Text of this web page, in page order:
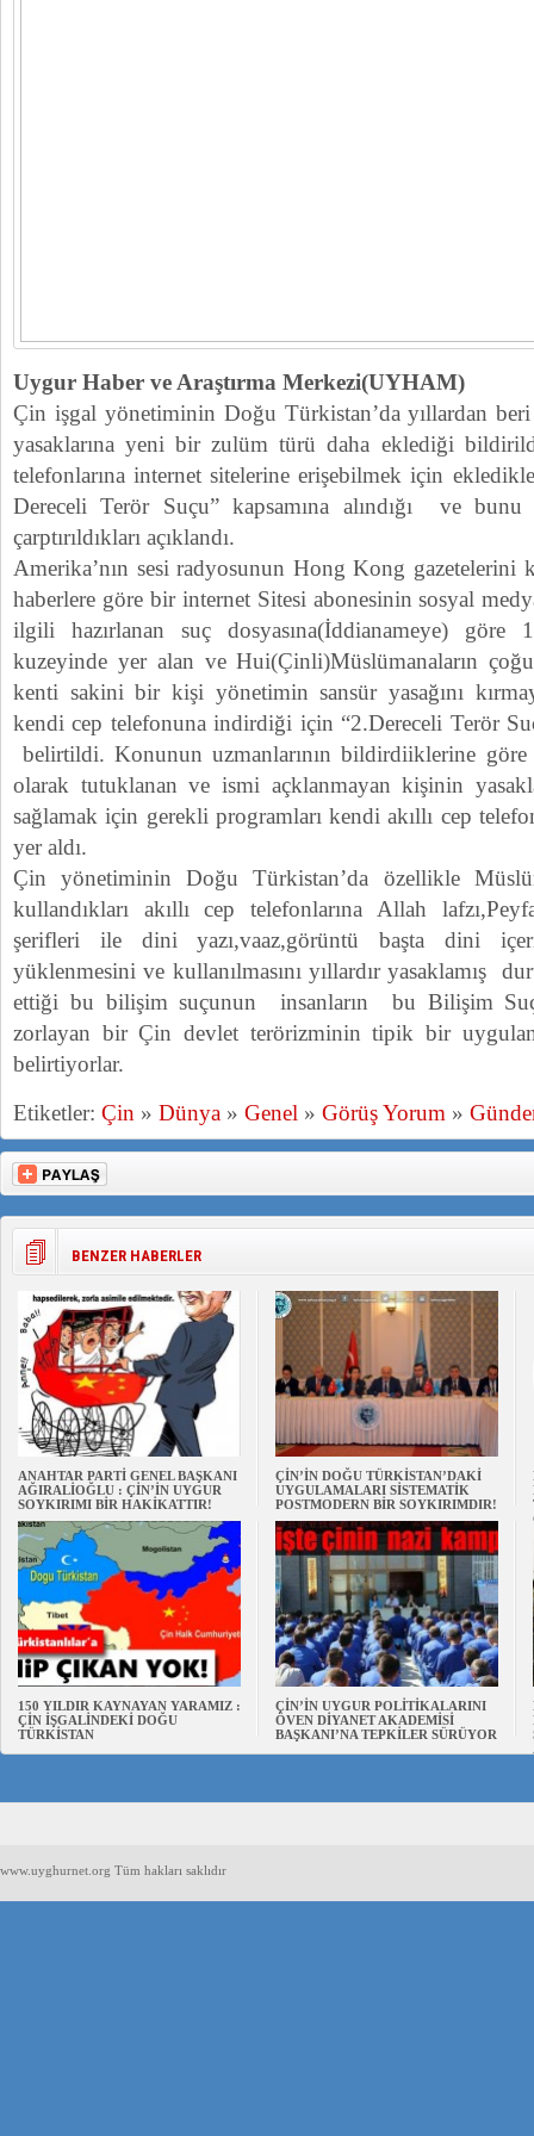
Uygur Haber ve Araştırma Merkezi(UYHAM)
Çin işgal yönetiminin Doğu Türkistan’da yıllardan
yasaklarına yeni bir zulüm türü daha eklediği
telefonlarına internet sitelerine erişebilmek için
Dereceli Terör Suçu” kapsamına alındığı ve bunu
çarptırıldıkları açıklandı.
Amerika’nın sesi radyosunun Hong Kong gazetelerini
haberlere göre bir internet Sitesi abonesinin sosyal
ilgili hazırlanan suç dosyasına(İddianameye) göre
kuzeyinde yer alan ve Hui(Çinli)Müslümanaların
kenti sakini bir kişi yönetimin sansür yasağını
kendi cep telefonuna indirdiği için “2.Dereceli Terör
belirtildi. Konunun uzmanlarının bildirdiiklerine göre
olarak tutuklanan ve ismi açklanmayan kişinin
sağlamak için gerekli programları kendi akıllı cep
yer aldı.
Çin yönetiminin Doğu Türkistan’da özellikle
kullandıkları akıllı cep telefonlarına Allah
şerifleri ile dini yazı,vaaz,görüntü başta dini
yüklenmesini ve kullanılmasını yıllardır yasaklamış
ettiği bu bilişim suçunun insanların bu Bilişim
zorlayan bir Çin devlet terörizminin tipik bir
belirtiyorlar.
Etiketler: Çin » Dünya » Genel » Görüş Yorum »
BENZER HABERLER
ANAHTAR PARTİ GENEL BAŞKANI
AĞIRALİOĞLU : ÇİN’İN UYGUR
SOYKIRIMI BİR HAKİKATTIR!
ÇİN’İN DOĞU TÜRKİSTAN’DAKİ
UYGULAMALARI SİSTEMATİK
POSTMODERN BİR SOYKIRIMDIR!
150 YILDIR KAYNAYAN YARAMIZ :
ÇİN İŞGALİNDEKİ DOĞU
TÜRKİSTAN
ÇİN’İN UYGUR POLİTİKALARINI
ÖVEN DİYANET AKADEMİSİ
BAŞKANI’NA TEPKİLER SÜRÜYOR
www.uyghurnet.org Tüm hakları saklıdır